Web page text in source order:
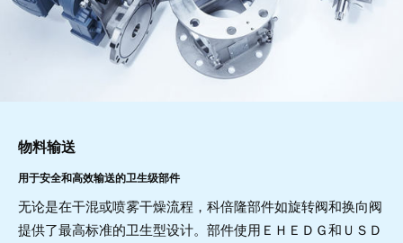
物料输送
用于安全和高效输送的卫生级部件
无论是在干混或喷雾干燥流程，科倍隆部件如旋转阀和换向阀
提供了最高标准的卫生型设计。部件使用ＥＨＥＤＧ和ＵＳＤ